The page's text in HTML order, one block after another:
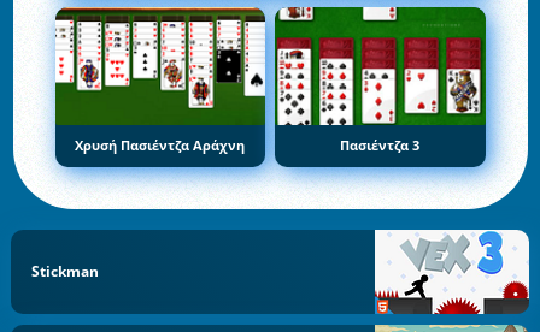
Χρυσή Πασιέντζα Αράχνη Πασιέντζα 3
Stickman